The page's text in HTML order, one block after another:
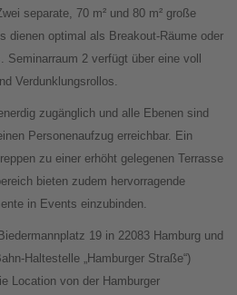
separate, 70 m² und 80 m² große
dienen optimal als Breakout-Räume oder
Seminarraum 2 verfügt über eine voll
Verdunklungsrollos.
zugänglich und alle Ebenen sind
Personenaufzug erreichbar. Ein
zu einer erhöht gelegenen Terrasse
bieten zudem hervorragende
in Events einzubinden.
19 in 22083 Hamburg und
Haltestelle „Hamburger Straße“)
Location von der Hamburger